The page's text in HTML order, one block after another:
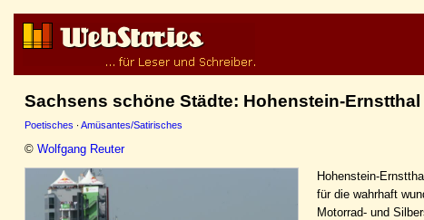
Sachsens schöne Städte: Hohenstein-Ernstthal
Poetisches · Amüsantes/Satirisches
© Wolfgang Reuter
Hohenstein-
für die wahrhaft
Motorrad- und